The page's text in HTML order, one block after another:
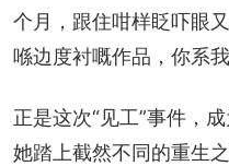
个月，跟住咁样眨吓眼
喺边度衬嘅作品，你系
正是这次“见工”事件，
她踏上截然不同的重生